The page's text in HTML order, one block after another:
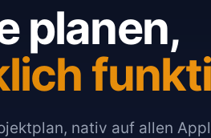
planen,
nativ auf allen